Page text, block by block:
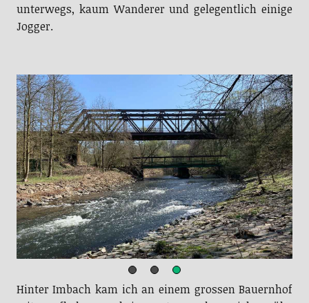
unterwegs, kaum Wanderer und gelegentlich einige
Jogger.
Hinter Imbach kam ich an einem grossen Bauernhof